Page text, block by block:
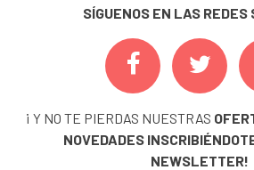
SÍGUENOS EN LAS REDES
¡ Y NO TE PIERDAS NUESTRAS
NOVEDADES
NEWSLETTER!